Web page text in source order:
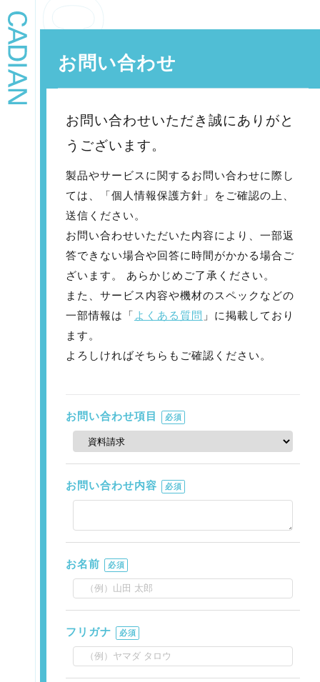
お問い合わせ
お問い合わせいただき誠にありがと
うございます。
製品やサービスに関するお問い合わせに際し
ては、「個人情報保護方針」をご確認の上、
送信ください。
お問い合わせいただいた内容により、一部返
答できない場合や回答に時間がかかる場合ご
ざいます。 あらかじめご了承ください。
また、サービス内容や機材のスペックなどの
一部情報は「 よくある質問 」に掲載しており
ます。
よろしければそちらもご確認ください。
お問い合わせ項目 必須
お問い合わせ内容 必須
お名前 必須
フリガナ 必須